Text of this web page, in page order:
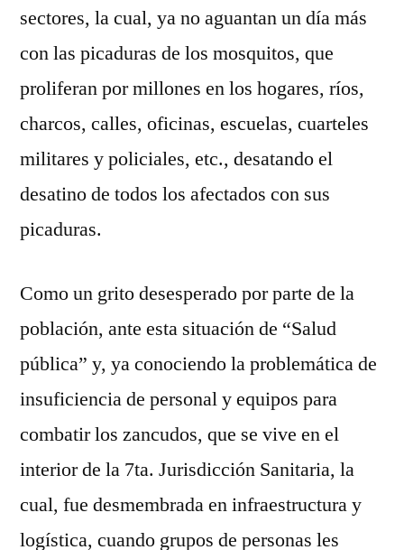
sectores, la cual, ya no aguantan un día más
con las picaduras de los mosquitos, que
proliferan por millones en los hogares, ríos,
charcos, calles, oficinas, escuelas, cuarteles
militares y policiales, etc., desatando el
desatino de todos los afectados con sus
picaduras.
Como un grito desesperado por parte de la
población, ante esta situación de “Salud
pública” y, ya conociendo la problemática de
insuficiencia de personal y equipos para
combatir los zancudos, que se vive en el
interior de la 7ta. Jurisdicción Sanitaria, la
cual, fue desmembrada en infraestructura y
logística, cuando grupos de personas les